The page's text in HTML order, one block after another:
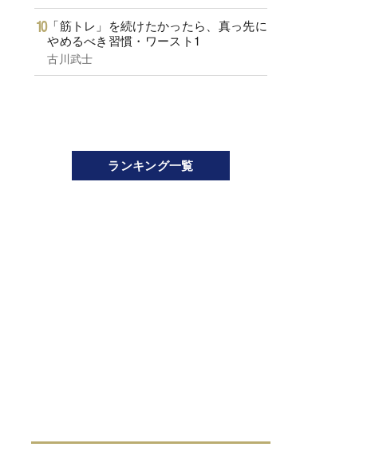
「筋トレ」を続けたかったら、真っ先に
やめるべき習慣・ワースト1
古川武士
ランキング一覧